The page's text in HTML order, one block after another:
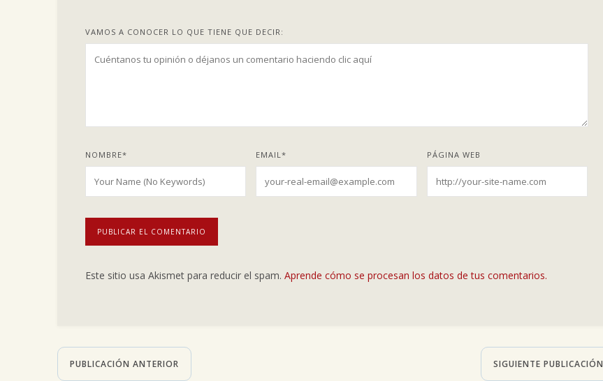
VAMOS A CONOCER LO QUE TIENE QUE DECIR:
NOMBRE* EMAIL* PÁGINA WEB
Este sitio usa Akismet para reducir el spam. Aprende cómo se procesan los datos de tus comentarios.
PUBLICACIÓN ANTERIOR SIGUIENTE PUBLICACIÓN